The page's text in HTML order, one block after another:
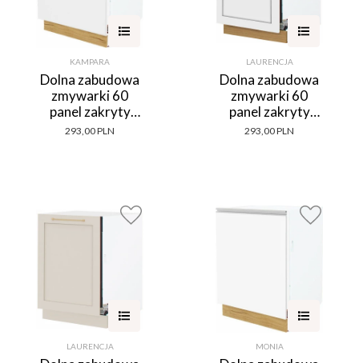
KAMPARA
Dolna zabudowa
zmywarki 60
panel zakryty
Kampara (Biały
293,00 PLN
LAURENCJA
Dolna zabudowa
zmywarki 60
panel zakryty
Laurencja (biały
293,00 PLN
LAURENCJA MONIA